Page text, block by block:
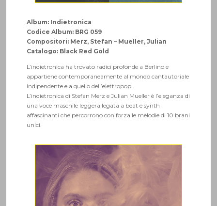
Album: Indietronica
Codice Album: BRG 059
Compositori: Merz, Stefan – Mueller, Julian
Catalogo: Black Red Gold
L’indietronica ha trovato radici profonde a Berlino e
appartiene contemporaneamente al mondo cantautoriale
indipendente e a quello dell’elettropop.
L’indietronica di Stefan Merz e Julian Mueller è l’eleganza di
una voce maschile leggera legata a beat e synth
affascinanti che percorrono con forza le melodie di 10 brani
unici.